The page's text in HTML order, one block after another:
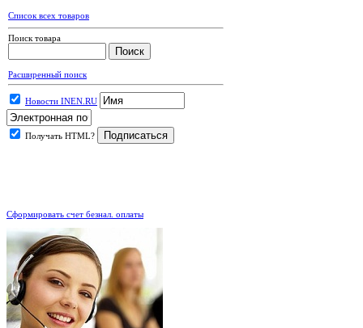
Список всех товаров
Поиск товара
Расширенный поиск
Новости INEN.RU
Получать HTML?
Сформировать счет безнал. оплаты